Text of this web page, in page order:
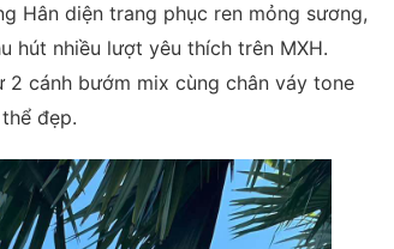
Hân diện trang phục ren mỏng sương,
hút nhiều lượt yêu thích trên MXH.
cánh bướm mix cùng chân váy tone
đẹp.